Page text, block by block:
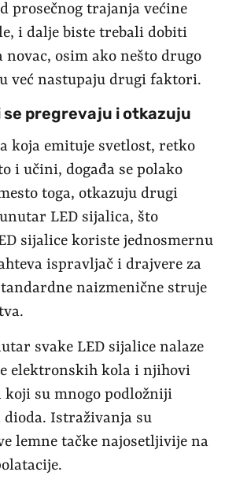
prosečnog trajanja većine
i dalje biste trebali dobiti
novac, osim ako nešto drugo
već nastupaju drugi faktori.
pregrevaju i otkazuju
koja emituje svetlost, retko
i učini, događa se polako
toga, otkazuju drugi
LED sijalica, što
sijalice koriste jednosmernu
ispravljač i drajvere za
naizmenične struje
svake LED sijalice nalaze
elektronskih kola i njihovi
su mnogo podložniji
dioda. Istraživanja su
lemne tačke najosetljivije na